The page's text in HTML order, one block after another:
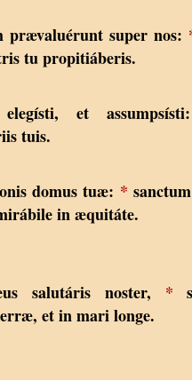
prævaluérunt super nos:
tu propitiáberis.
elegísti, et
tuis.
domus tuæ: *
in æquitáte.
salutáris noster, *
et in mari longe.